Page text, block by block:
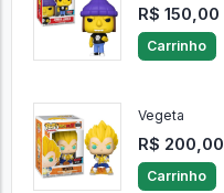
R$ 150,00
Carrinho
Vegeta
R$ 200,00
Carrinho